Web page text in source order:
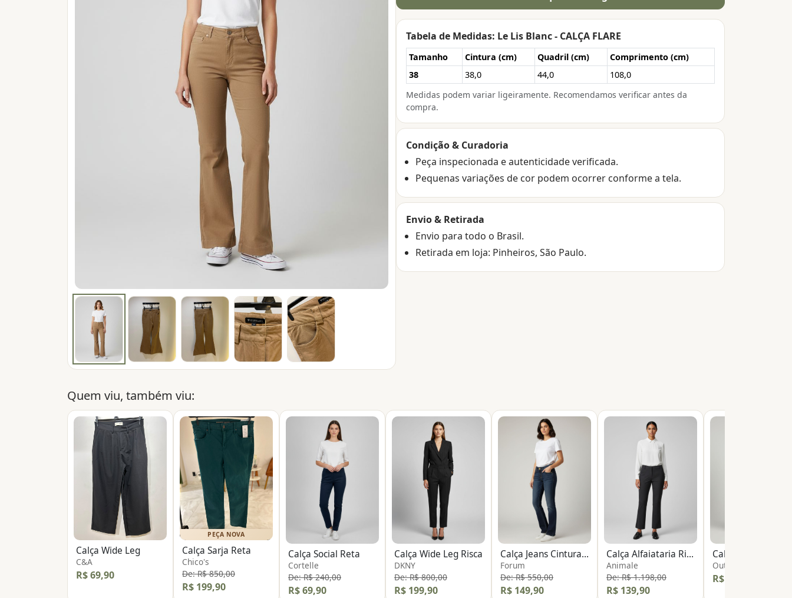
Tabela de Medidas: Le Lis Blanc - CALÇA FLARE
Tamanho Cintura (cm) Quadril (cm)
Comprimento (cm)
38
38,0 44,0
108,0
Medidas podem variar ligeiramente. Recomendamos verificar antes da
compra.
Condição & Curadoria
Peça inspecionada e autenticidade verificada.
Pequenas variações de cor podem ocorrer conforme a tela.
Envio & Retirada
Envio para todo o Brasil.
Retirada em loja: Pinheiros, São Paulo.
Quem viu, também viu:
Calça Wide Leg
C&A
R$ 69,90
PEÇA NOVA
Calça Sarja Reta
Chico's
De: R$ 850,00
R$ 199,90
Calça Social Reta
Cortelle
De: R$ 240,00
R$ 69,90
Calça Wide Leg Risca
DKNY
De: R$ 800,00
R$ 199,90
Calça Jeans Cintura Baixa
Forum
De: R$ 550,00
R$ 149,90
Calça Alfaiataria Risca
Animale
De: R$ 1.198,00
R$ 139,90
Calça Cargo
Outras
R$ 79,90